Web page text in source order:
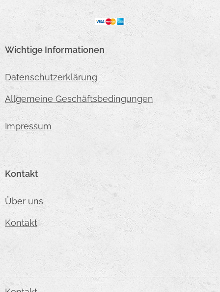
Wichtige Informationen
Datenschutzerklärung
Allgemeine Geschäftsbedingungen
Impressum
Kontakt
Über uns
Kontakt